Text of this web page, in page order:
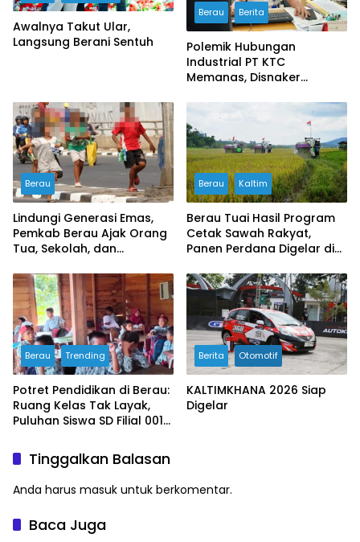
Awalnya Takut Ular,
Langsung Berani Sentuh
Berau Berita
Polemik Hubungan
Industrial PT KTC
Memanas, Disnaker
Serikat Buruh Soroti
Prosedur PHK
Berau
Lindungi Generasi Emas,
Pemkab Berau Ajak Orang
Tua, Sekolah, dan
Ruang Aman bagi Anak
Berau Kaltim
Berau Tuai Hasil Program
Cetak Sawah Rakyat,
Panen Perdana Digelar di
Berau Trending
Potret Pendidikan di Berau:
Ruang Kelas Tak Layak,
Puluhan Siswa SD Filial 001
Bangunan Darurat
Berita Otomotif
KALTIMKHANA 2026 Siap
Digelar
Tinggalkan Balasan
Anda harus masuk untuk berkomentar.
Baca Juga